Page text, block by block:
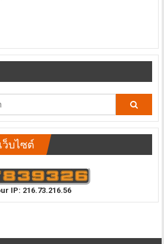
ว็บไซต์
IP: 216.73.216.56